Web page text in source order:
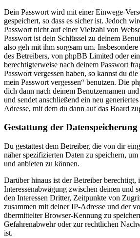
Dein Passwort wird mit einer Einwege-
gespeichert, so dass es sicher ist. Jedoch
Passwort nicht auf einer Vielzahl von
Passwort ist dein Schlüssel zu deinem
also geh mit ihm sorgsam um.
des Betreibers, von phpBB Limited oder
berechtigterweise nach deinem Passwort
Passwort vergessen haben, so kannst du
mein Passwort vergessen“ benutzen. Die
dich dann nach deinem Benutzernamen
und sendet anschließend ein neu
Adresse, mit dem du dann auf das Board
Gestattung der Datenspeicherung
Du gestattest dem Betreiber, die von dir
näher spezifizierten Daten zu speichern,
und anbieten zu können.
Darüber hinaus ist der Betreiber berechtigt,
Interessenabwägung zwischen deinen und
den Interessen Dritter, Zeitpunkte von
zusammen mit deiner IP-Adresse und der
übermittelter Browser-Kennung zu
Gefahrenabwehr oder zur rechtlichen
ist.